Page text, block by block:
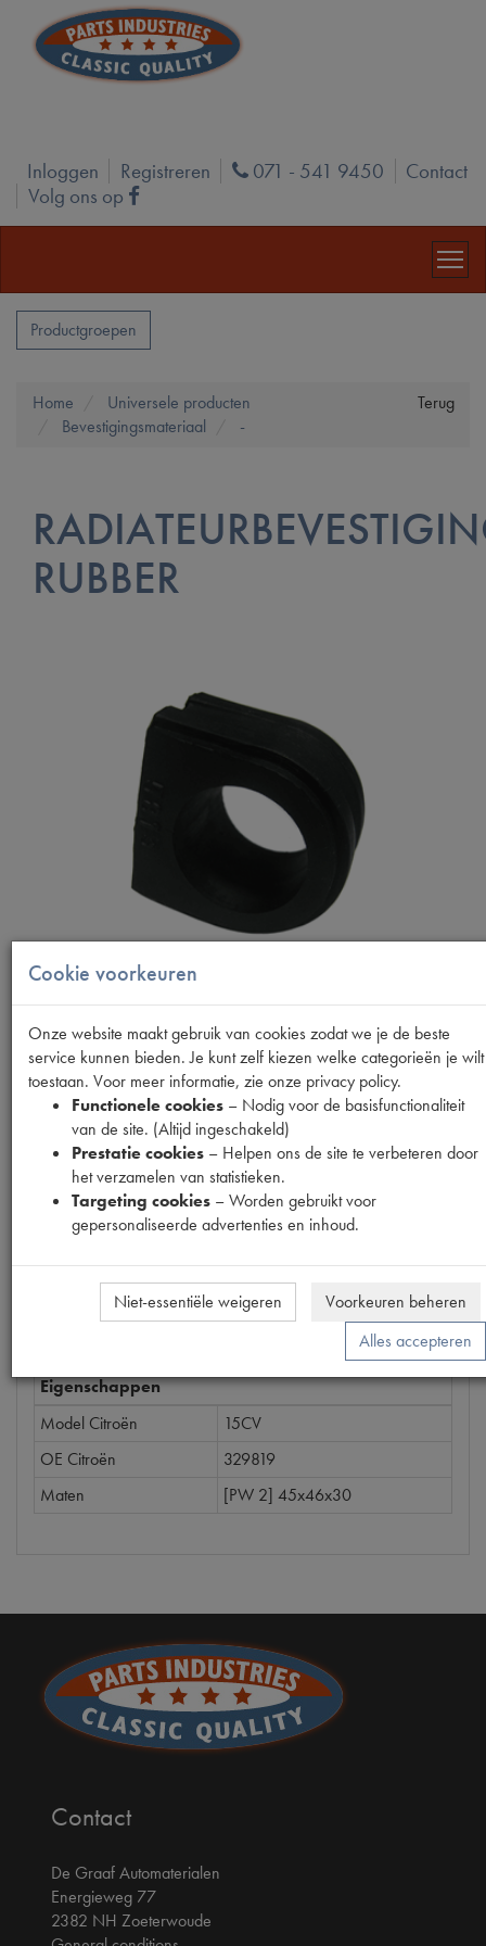
Inloggen Registreren Phone
071 - 541 9450
Contact
Volg ons op
Facebook
Productgroepen
Terug
Home
Universele producten
Bevestigingsmateriaal
-
RUBBER
Productnummer
6620220
42,71 (€ 35,30 excl. btw)
Bestel
Specificaties Omschrijving
Eigenschappen
Model Citroën
15CV
OE Citroën
329819
Maten
[PW 2] 45x46x30
Contact
De Graaf Automaterialen
Energieweg 77
2382 NH Zoeterwoude
Cookie voorkeuren
Onze website maakt gebruik van cookies zodat we je de beste
service kunnen bieden. Je kunt zelf kiezen welke categorieën je wilt
toestaan. Voor meer informatie, zie onze privacy policy.
Functionele cookies – Nodig voor de basisfunctionaliteit
van de site. (Altijd ingeschakeld)
Prestatie cookies – Helpen ons de site te verbeteren door
het verzamelen van statistieken.
Targeting cookies – Worden gebruikt voor
gepersonaliseerde advertenties en inhoud.
Niet-essentiële weigeren
Voorkeuren beheren
Alles accepteren